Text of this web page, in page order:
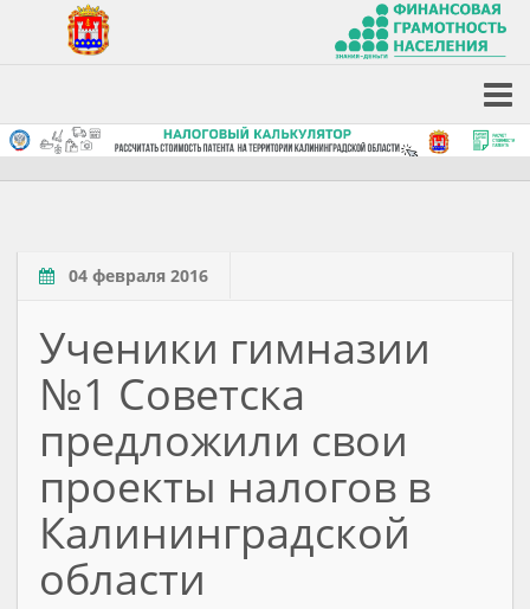
04 февраля 2016
Ученики гимназии
№1 Советска
предложили свои
проекты налогов в
Калининградской
области